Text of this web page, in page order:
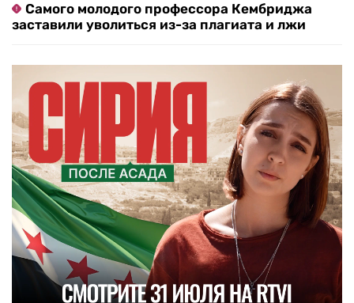
Самого молодого профессора Кембриджа
заставили уволиться из-за плагиата и лжи